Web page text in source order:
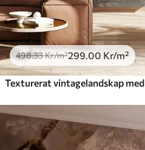
498.33Kr/m²299 .00 Kr/m²